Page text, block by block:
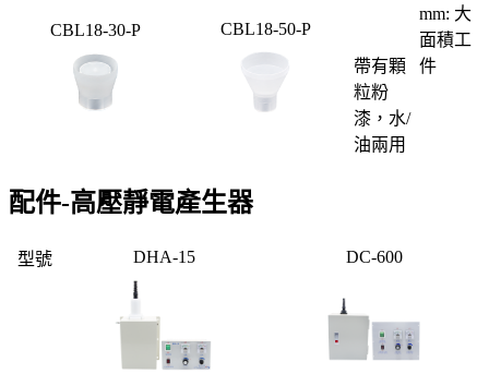
mm: 大
面積工
件 ​⁣​
CBL18-30-P
CBL18-50-P
帶有顆
粒粉
漆，水/
油兩用
配件-高壓靜電產生器
型號 DHA-15 DC-600